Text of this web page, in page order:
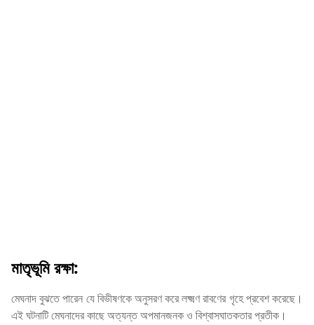
মাতৃভূমি রক্ষা:
মেঘনাদ বুঝতে পারেন যে বিভীষণকে অনুসরণ করে লক্ষ্মণ রাবণের গৃহে প্রবেশ করেছে।
এই ঘটনাটি মেঘনাদের কাছে অত্যন্ত অপমানজনক ও বিশ্বাসঘাতকতার প্রতীক।